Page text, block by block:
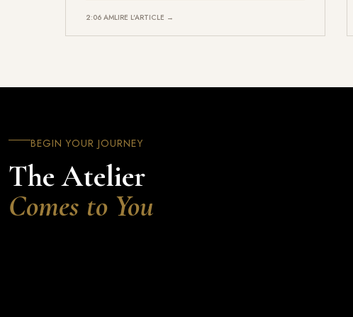
2:06 AMLIRE L'ARTICLE →
BEGIN YOUR JOURNEY
The Atelier
Comes to You